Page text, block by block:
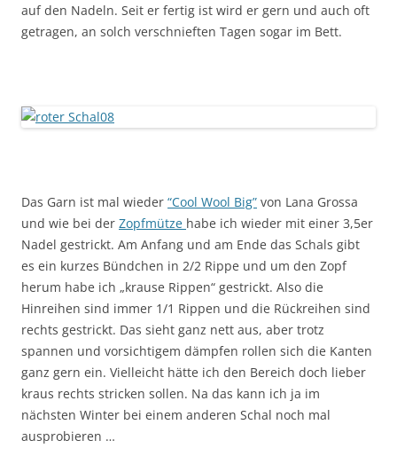
auf den Nadeln. Seit er fertig ist wird er gern und auch oft
getragen, an solch verschnieften Tagen sogar im Bett.
Das Garn ist mal wieder “Cool Wool Big” von Lana Grossa
und wie bei der Zopfmütze habe ich wieder mit einer 3,5er
Nadel gestrickt. Am Anfang und am Ende das Schals gibt
es ein kurzes Bündchen in 2/2 Rippe und um den Zopf
herum habe ich „krause Rippen“ gestrickt. Also die
Hinreihen sind immer 1/1 Rippen und die Rückreihen sind
rechts gestrickt. Das sieht ganz nett aus, aber trotz
spannen und vorsichtigem dämpfen rollen sich die Kanten
ganz gern ein. Vielleicht hätte ich den Bereich doch lieber
kraus rechts stricken sollen. Na das kann ich ja im
nächsten Winter bei einem anderen Schal noch mal
ausprobieren …